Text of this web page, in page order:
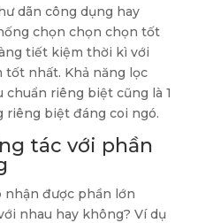
dãn công dụng hay
chọn chọn chọn tốt
tiết kiệm thời kì với
nhất. Khả năng lọc
riêng biệt cũng là 1
riêng biệt đáng coi ngó.
tác với phần
được phần lớn
nhau hay không? Ví dụ